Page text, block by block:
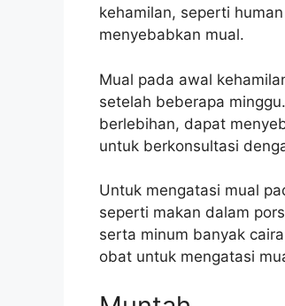
kehamilan, seperti
menyebabkan mual.
Mual pada awal
setelah beberapa
berlebihan, dapat
untuk berkonsultasi
Untuk mengatasi mual
seperti makan dalam
serta minum banyak
obat untuk mengatasi